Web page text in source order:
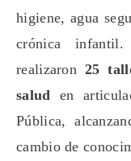
higiene, agua
crónica
realizaron 25
salud en
Pública,
cambio de